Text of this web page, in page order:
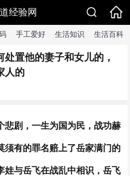
经验网
手工爱好 生活知识 生活百科
置他的妻子和女儿的，
人的
悲剧，一生为国为民，战功赫
须有的罪名赔上了岳家满门的
娃与岳飞在战乱中相识，岳飞